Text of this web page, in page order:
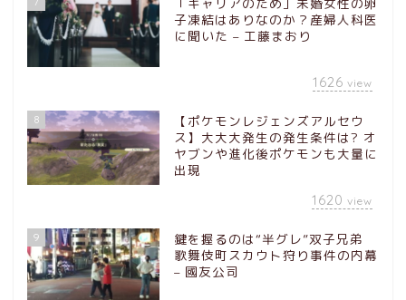
「キャリアのため」未婚女性の卵
子凍結はありなのか？産婦人科医
に聞いた – 工藤まおり
1626 view
8
【ポケモンレジェンズアルセウ
ス】大大大発生の発生条件は? オ
ヤブンや進化後ポケモンも大量に
出現
1620 view
9
鍵を握るのは“半グレ”双子兄弟
歌舞伎町スカウト狩り事件の内幕
– 國友公司